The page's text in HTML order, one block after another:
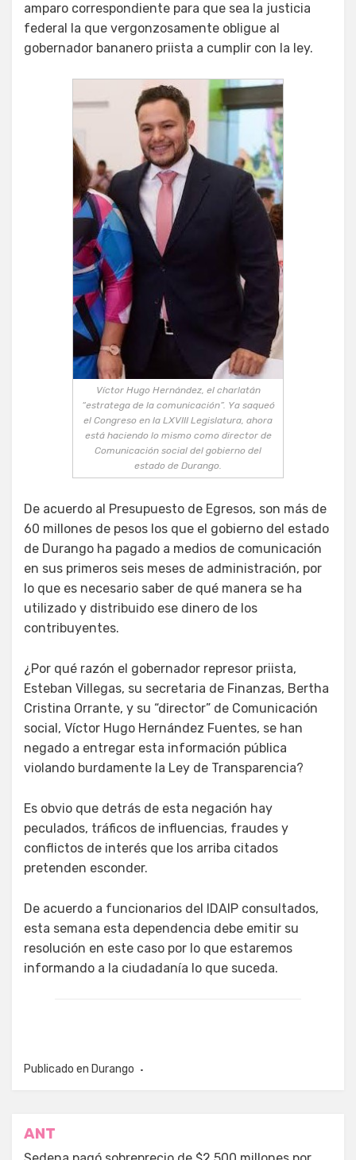
amparo correspondiente para que sea la justicia
federal la que vergonzosamente obligue al
gobernador bananero priista a cumplir con la ley.
Víctor Hugo Hernández, el charlatán
“estratega de la comunicación”. Ya saqueó
el Congreso en la LXVIII Legislatura, ahora
está haciendo lo mismo como director de
Comunicación social del gobierno del
estado de Durango.
De acuerdo al Presupuesto de Egresos, son más de
60 millones de pesos los que el gobierno del estado
de Durango ha pagado a medios de comunicación
en sus primeros seis meses de administración, por
lo que es necesario saber de qué manera se ha
utilizado y distribuido ese dinero de los
contribuyentes.
¿Por qué razón el gobernador represor priista,
Esteban Villegas, su secretaria de Finanzas, Bertha
Cristina Orrante, y su “director” de Comunicación
social, Víctor Hugo Hernández Fuentes, se han
negado a entregar esta información pública
violando burdamente la Ley de Transparencia?
Es obvio que detrás de esta negación hay
peculados, tráficos de influencias, fraudes y
conflictos de interés que los arriba citados
pretenden esconder.
De acuerdo a funcionarios del IDAIP consultados,
esta semana esta dependencia debe emitir su
resolución en este caso por lo que estaremos
informando a la ciudadanía lo que suceda.
Publicado en Durango
Navegación
ANT